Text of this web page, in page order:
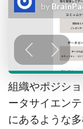
組織やポジシ
ータサイエン
にあるような